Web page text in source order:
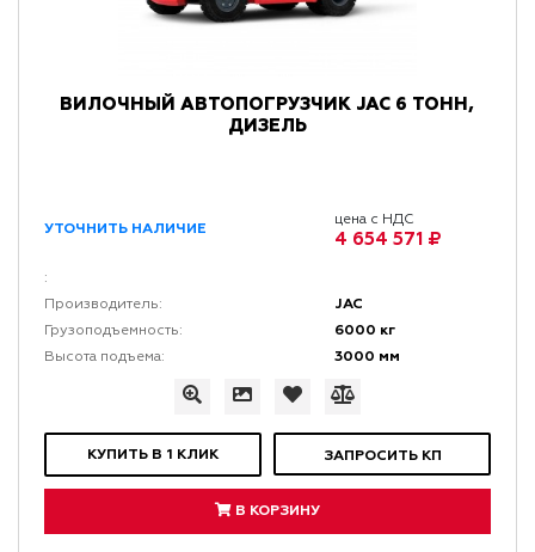
ВИЛОЧНЫЙ АВТОПОГРУЗЧИК JAC 6 ТОНН,
ДИЗЕЛЬ
УТОЧНИТЬ НАЛИЧИЕ
цена с НДС
4 654 571 ₽
:
Производитель:
JAC
Грузоподъемность: 6000 кг
Высота подъема: 3000 мм
КУПИТЬ В 1 КЛИК ЗАПРОСИТЬ КП
В КОРЗИНУ